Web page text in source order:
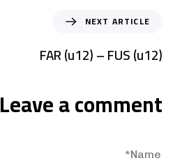
NEXT ARTICLE
FAR (u12) – FUS (u12)
Leave a comment